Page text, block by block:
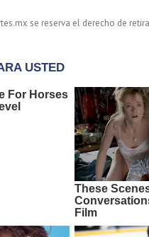
se reserva el derecho de